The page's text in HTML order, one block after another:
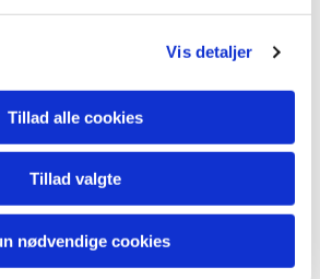
Vis detaljer
Tillad alle cookies
Tillad valgte
nødvendige cookies
your life
moon on the [D]rise
A [D]blowing
is [G]coming [D]soon